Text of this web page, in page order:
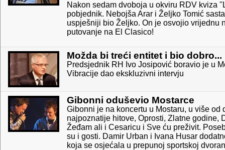
Nakon sedam dvoboja u okviru RDV kviza
pobjednik. Nebojša Arar i Željko Tomić
uspješniji bio Željko. On je osvojio vrijednu
putovanje na El Clasico!
Možda bi treći entitet i bio dobro...
Predsjednik RH Ivo Josipović boravio je u
Vibracije dao ekskluzivni intervju
Gibonni oduševio Mostarce
Gibonni je na koncertu u Mostaru, u više od
najpoznatije hitove, Oprosti, Zlatne godine,
Žeđam ali i Cesaricu i Sve ću preživit.
su i gosti. Damir Urban i Ivana Husar
koja se osjećala u prepunoj sportskoj